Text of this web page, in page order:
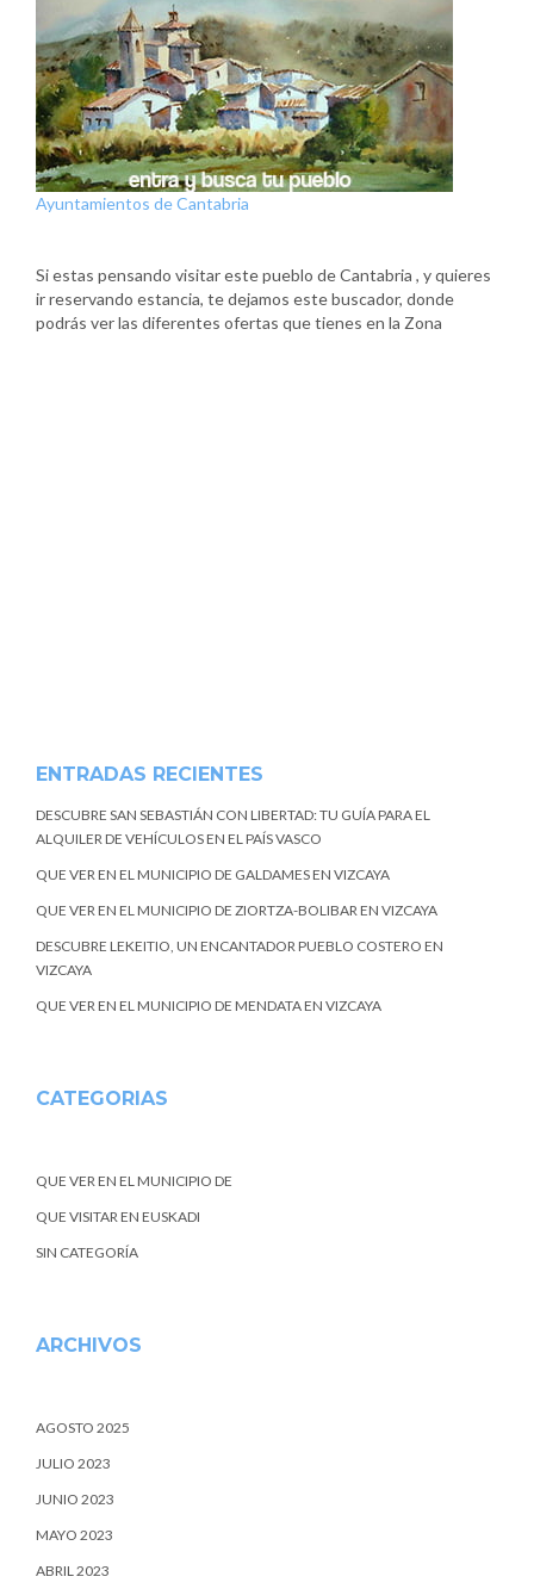
Ayuntamientos de Cantabria
Si estas pensando visitar este pueblo de Cantabria , y quieres
ir reservando estancia, te dejamos este buscador, donde
podrás ver las diferentes ofertas que tienes en la Zona
ENTRADAS RECIENTES
DESCUBRE SAN SEBASTIÁN CON LIBERTAD: TU GUÍA PARA EL
ALQUILER DE VEHÍCULOS EN EL PAÍS VASCO
QUE VER EN EL MUNICIPIO DE GALDAMES EN VIZCAYA
QUE VER EN EL MUNICIPIO DE ZIORTZA-BOLIBAR EN VIZCAYA
DESCUBRE LEKEITIO, UN ENCANTADOR PUEBLO COSTERO EN
VIZCAYA
QUE VER EN EL MUNICIPIO DE MENDATA EN VIZCAYA
CATEGORIAS
QUE VER EN EL MUNICIPIO DE
QUE VISITAR EN EUSKADI
SIN CATEGORÍA
ARCHIVOS
AGOSTO 2025
JULIO 2023
JUNIO 2023
MAYO 2023
ABRIL 2023